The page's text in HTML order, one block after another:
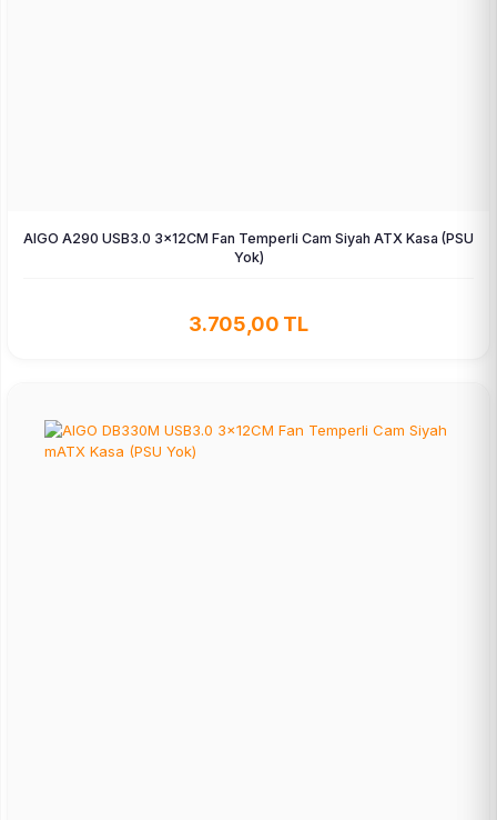
AIGO A290 USB3.0 3×12CM Fan Temperli Cam Siyah ATX Kasa (PSU
Yok)
3.705,00 TL